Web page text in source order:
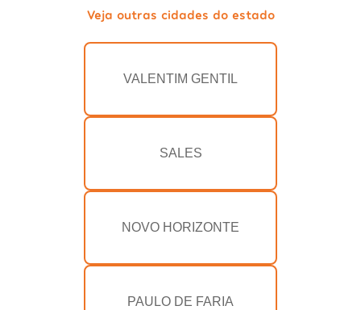
Veja outras cidades do estado
VALENTIM GENTIL
SALES
NOVO HORIZONTE
PAULO DE FARIA